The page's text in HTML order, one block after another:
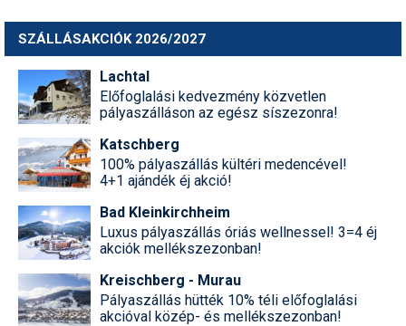
SZÁLLÁSAKCIÓK 2026/2027
Lachtal
Előfoglalási kedvezmény közvetlen
pályaszálláson az egész síszezonra!
Katschberg
100% pályaszállás kültéri medencével!
4+1 ajándék éj akció!
Bad Kleinkirchheim
Luxus pályaszállás óriás wellnessel! 3=4 éj
akciók mellékszezonban!
Kreischberg - Murau
Pályaszállás hütték 10% téli előfoglalási
akcióval közép- és mellékszezonban!